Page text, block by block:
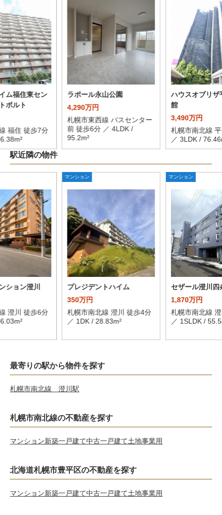
ム福住東セン
ポルト
福住 徒歩7分
ラポール永山公園
4,290万円
札幌市東西線 バスセンター
前 徒歩6分 ／ 4LDK /
95.2m²
ハウスオブリザ
館
3,490万円
札幌市南北線
／ 3LDK /
駅近隣の物件
ション澄川
澄川 徒歩6分
マンション
プレジデントハイム
350万円
札幌市南北線 澄川 徒歩4分
／ 1DK / 28.83m²
マンション
セザール澄川四
1,870万円
札幌市南北線
／ 1SLDK /
最寄りの駅から物件を探す
札幌市南北線 澄川駅
札幌市南北線の不動産を探す
マンション新築一戸建て中古一戸建て土地事業用
北海道札幌市豊平区の不動産を探す
マンション新築一戸建て中古一戸建て土地事業用